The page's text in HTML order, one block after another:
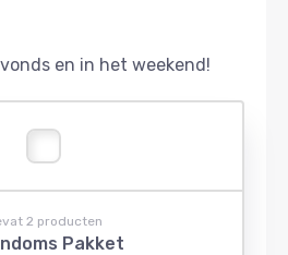
en in het weekend!
2 producten
Pakket